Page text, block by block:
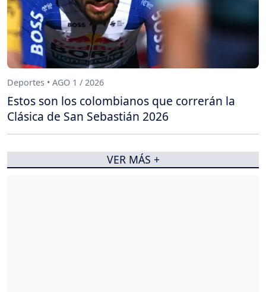
Deportes • AGO 1 / 2026
Estos son los colombianos que correrán la
Clásica de San Sebastián 2026
VER MÁS +